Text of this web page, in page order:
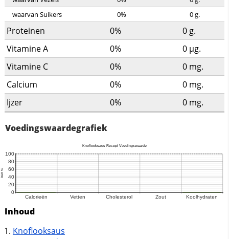
waarvan Suikers
0% 0g.
Proteinen 0% 0 g.
Vitamine A
0% 0 µg.
Vitamine C
0% 0 mg.
Calcium
0% 0 mg.
Ijzer
0% 0 mg.
Voedingswaardegrafiek
Inhoud
Knoflooksaus